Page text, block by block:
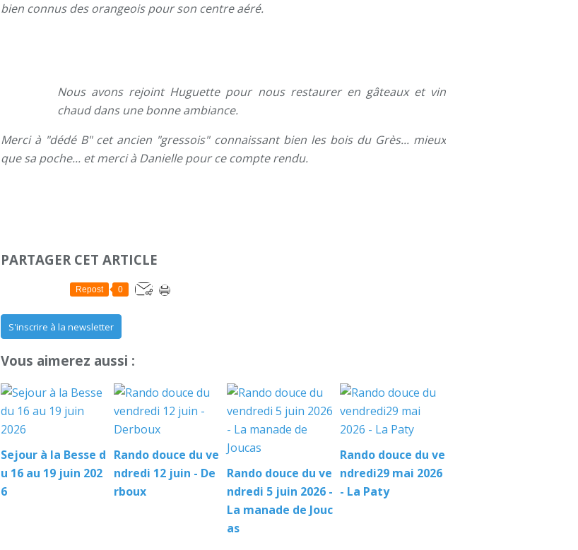
bien connus des orangeois pour son centre aéré.
Nous avons rejoint Huguette pour nous restaurer en gâteaux et vin
chaud dans une bonne ambiance.
Merci à "dédé B" cet ancien "gressois" connaissant bien les boisdu Grès... mieux
que sa poche... et merci à Danielle pour ce compte rendu.
PARTAGER CET ARTICLE
Repost 0
S'inscrire à la newsletter
Vous aimerez aussi :
Sejour à la Besse d
u 16 au 19 juin 202
6
Rando douce du ve
ndredi 12 juin - De
rboux
Rando douce du ve
ndredi 5 juin 2026 -
La manade de Jouc
as
Rando douce du ve
ndredi29 mai 2026
- La Paty